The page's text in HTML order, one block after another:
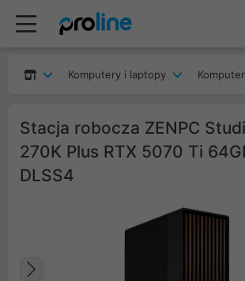
Komputery i laptopy
Stacja robocza ZENPC
270K Plus RTX 5070 Ti
DLSS4